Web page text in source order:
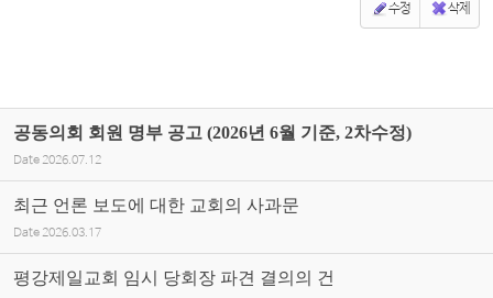
수정 삭제
공동의회 회원 명부 공고 (2026년 6월 기준, 2차수정)
Date 2026.07.12
최근 언론 보도에 대한 교회의 사과문
Date 2026.03.17
평강제일교회 임시 당회장 파견 결의의 건